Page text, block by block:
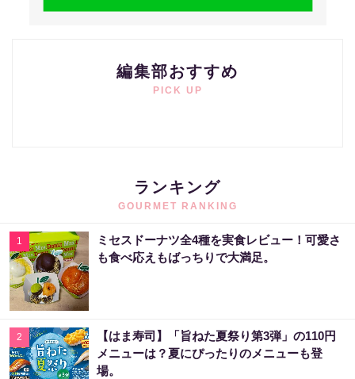
編集部おすすめ
PICK UP
ランキング
GOURMET RANKING
1
ミセスドーナツ全4種を実食レビュー！可愛さ
も食べ応えもばっちりで大満足。
2
【はま寿司】「旨ねた夏祭り第3弾」の110円
メニューは？夏にぴったりのメニューも登
場。